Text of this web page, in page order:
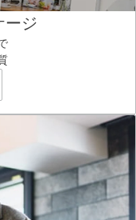
ージ